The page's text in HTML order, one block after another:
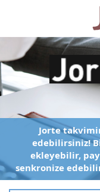
Jorte
edebilirsiniz!
ekleyebilir,
senkronize